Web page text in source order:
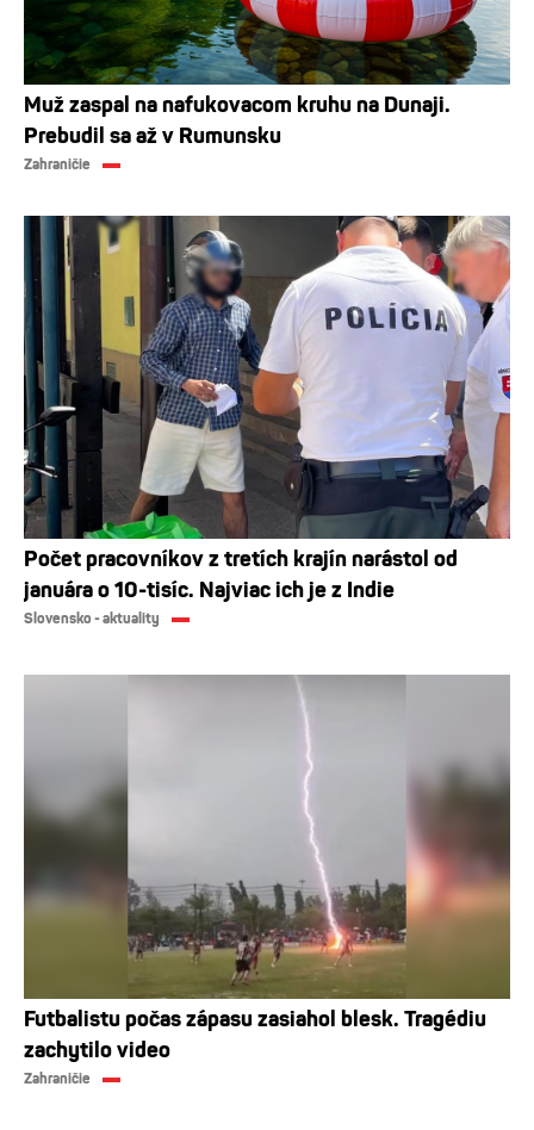
Muž zaspal na nafukovacom kruhu na Dunaji.
Prebudil sa až v Rumunsku
Zahraničie
Počet pracovníkov z tretích krajín narástol od
januára o 10-tisíc. Najviac ich je z Indie
Slovensko - aktuality
Futbalistu počas zápasu zasiahol blesk. Tragédiu
zachytilo video
Zahraničie